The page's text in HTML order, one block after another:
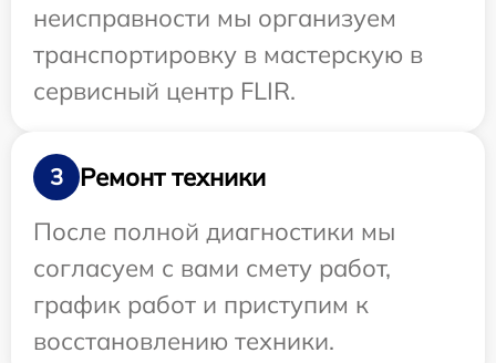
неисправности мы организуем
транспортировку в мастерскую в
сервисный центр FLIR.
3
Ремонт техники
После полной диагностики мы
согласуем с вами смету работ,
график работ и приступим к
восстановлению техники.